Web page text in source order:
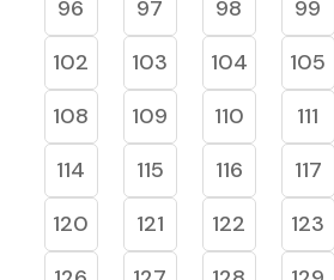
96
97 98 99
102
103 104 105
108
109 110 111
114
115 116 117
120
121 122 123